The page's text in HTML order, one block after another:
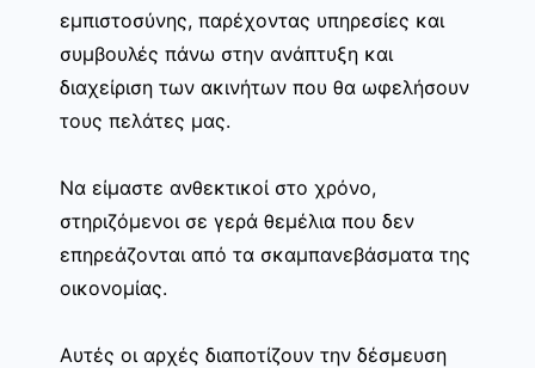
εμπιστοσύνης, παρέχοντας υπηρεσίες και
συμβουλές πάνω στην ανάπτυξη και
διαχείριση των ακινήτων που θα ωφελήσουν
τους πελάτες μας.
Να είμαστε ανθεκτικοί στο χρόνο,
στηριζόμενοι σε γερά θεμέλια που δεν
επηρεάζονται από τα σκαμπανεβάσματα της
οικονομίας.
Αυτές οι αρχές διαποτίζουν την δέσμευση